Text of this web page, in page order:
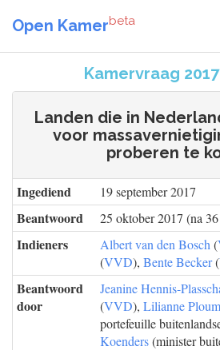
Open Kamerbeta
Kamervraag
Landen die in
voor
proberen te
Ingediend 19 september 2017
Beantwoord 25 oktober 2017 (na
Indieners Albert van den Bosch (
(VVD), Bente Becker(
Beantwoord
door
Jeanine Hennis-
(VVD), Lilianne
portefeuille
Koenders(minister